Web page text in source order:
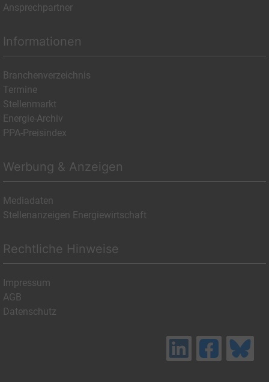
Ansprechpartner
Informationen
Branchenverzeichnis
Termine
Stellenmarkt
Energie-Archiv
PPA-Preisindex
Werbung & Anzeigen
Mediadaten
Stellenanzeigen Energiewirtschaft
Rechtliche Hinweise
Impressum
AGB
Datenschutz